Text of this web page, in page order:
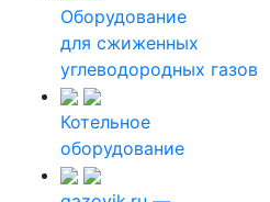
Оборудование
для сжиженных
углеводородных газов
Котельное
оборудование